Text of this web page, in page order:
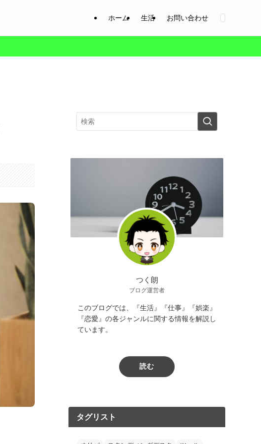
ホーム 生活 お問い合わせ
つく朗
ブログ運営者
このブログでは、『生活』『仕事』『娯楽』
『恋愛』の各ジャンルに関する情報を解説し
ています。
読む
タグリスト